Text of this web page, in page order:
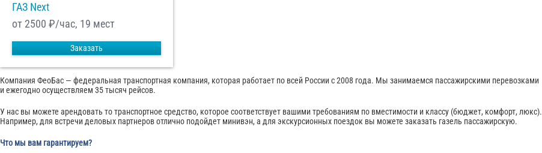
ГАЗ Next
от 2500 ₽/час, 19 мест
Заказать
Компания ФеоБас — федеральная транспортная компания, которая работает по всей России с 2008 года. Мы занимаемся пассажирскими перевозками
и ежегодно осуществляем 35 тысяч рейсов.
У нас вы можете арендовать то транспортное средство, которое соответствует вашими требованиям по вместимости и классу (бюджет, комфорт, люкс).
Например, для встречи деловых партнеров отлично подойдет минивэн, а для экскурсионных поездок вы можете заказать газель пассажирскую.
Что мы вам гарантируем?